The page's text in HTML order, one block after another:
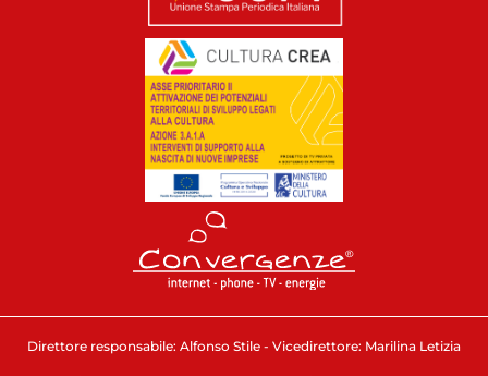
Direttore responsabile: Alfonso Stile - Vicedirettore: Marilina Letizia